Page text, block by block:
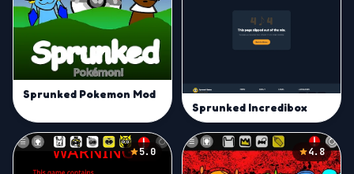
Sprunked Pokemon Mod
Sprunked Incredibox
5.0 4.8